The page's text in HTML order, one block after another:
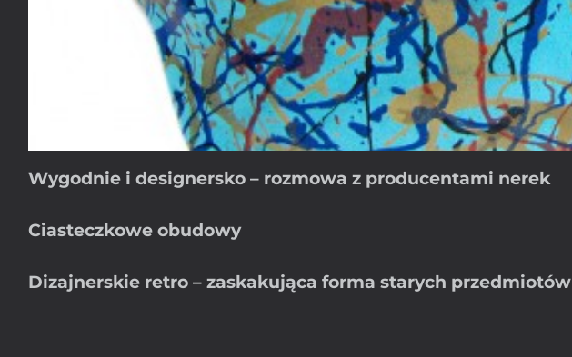
Wygodnie i designersko – rozmowa z producentami nerek
Ciasteczkowe obudowy
Dizajnerskie retro – zaskakująca forma starych przedmiotów